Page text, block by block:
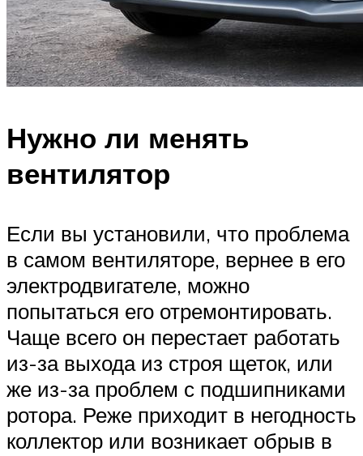
Нужно ли менять
вентилятор
Если вы установили, что проблема
в самом вентиляторе, вернее в его
электродвигателе, можно
попытаться его отремонтировать.
Чаще всего он перестает работать
из-за выхода из строя щеток, или
же из-за проблем с подшипниками
ротора. Реже приходит в негодность
коллектор или возникает обрыв в